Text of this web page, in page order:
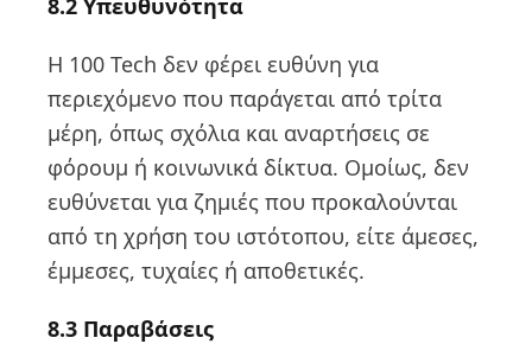
8.2 Υπευθυνότητα
Η 100 Tech δεν φέρει ευθύνη για
περιεχόμενο που παράγεται από τρίτα
μέρη, όπως σχόλια και αναρτήσεις σε
φόρουμ ή κοινωνικά δίκτυα. Ομοίως, δεν
ευθύνεται για ζημιές που προκαλούνται
από τη χρήση του ιστότοπου, είτε άμεσες,
έμμεσες, τυχαίες ή αποθετικές.
8.3 Παραβάσεις